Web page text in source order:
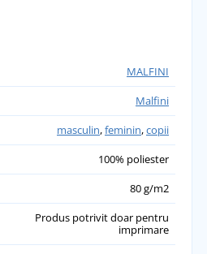
MALFINI
Malfini
masculin,feminin,copii
100% poliester
80 g/m2
Produs potrivit doar pentru
imprimare